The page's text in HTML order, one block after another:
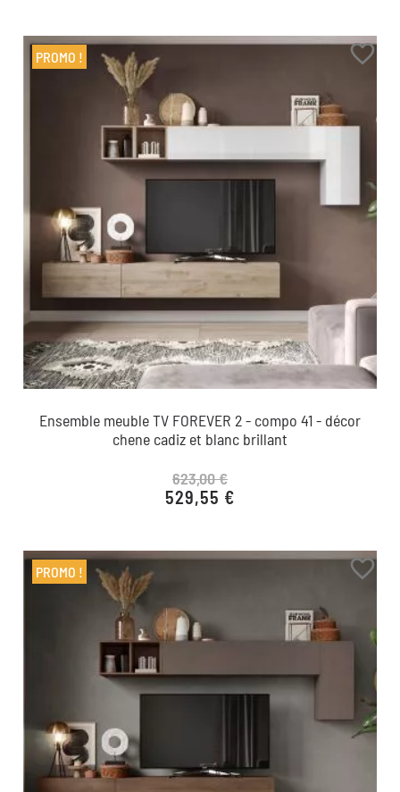
favorite_border
Ensemble meuble TV FOREVER 2 - compo 41 - décor
chene cadiz et blanc brillant
Prix de base
623,00 €
Prix
529,55 €
PROMO !
favorite_border
PROMO !